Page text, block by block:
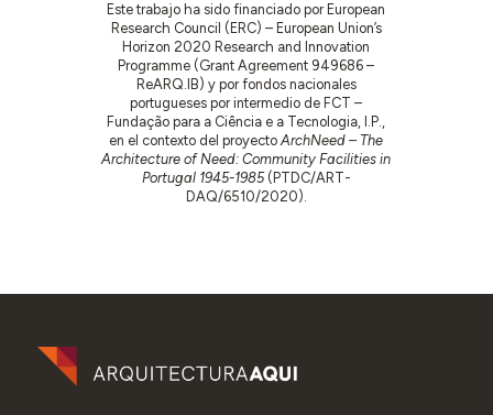
Este trabajo ha sido financiado por European
Research Council (ERC) – European Union’s
Horizon 2020 Research and Innovation
Programme (Grant Agreement 949686 –
ReARQ.IB) y por fondos nacionales
portugueses por intermedio de FCT –
Fundação para a Ciência e a Tecnologia, I.P.,
en el contexto del proyectoArchNeed – The
Architecture of Need: Community Facilities in
Portugal 1945-1985(PTDC/ART-
DAQ/6510/2020).